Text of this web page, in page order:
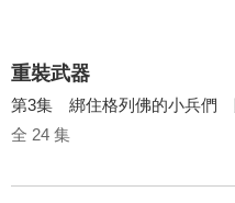
重裝武器
第3集 綁住格列佛的小兵們
全 24 集